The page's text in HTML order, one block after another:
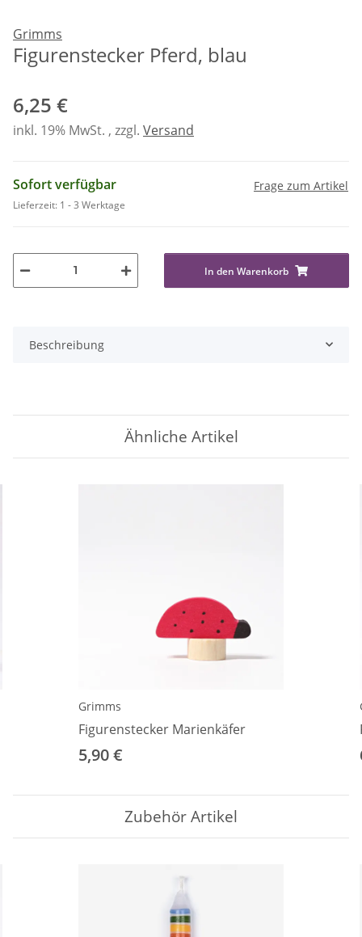
Grimms
Figurenstecker Pferd, blau
6,25 €
inkl. 19% MwSt. , zzgl. Versand
Sofort verfügbar
Lieferzeit: 1 - 3 Werktage
Frage zum Artikel
In den Warenkorb
Beschreibung
Ähnliche Artikel
Grimms
Figurenstecker Marienkäfer
5,90 €
Zubehör Artikel